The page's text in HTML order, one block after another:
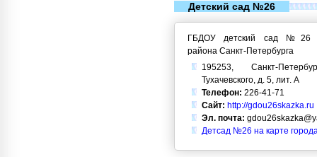
Детский сад №26
ГБДОУ детский сад №26
района Санкт-Петербурга
195253, Санкт-
Тухачевского, д. 5, лит. А
Телефон: 226-41-71
Сайт: http://gdou26skazka.ru
Эл. почта:
Детсад №26 на карте